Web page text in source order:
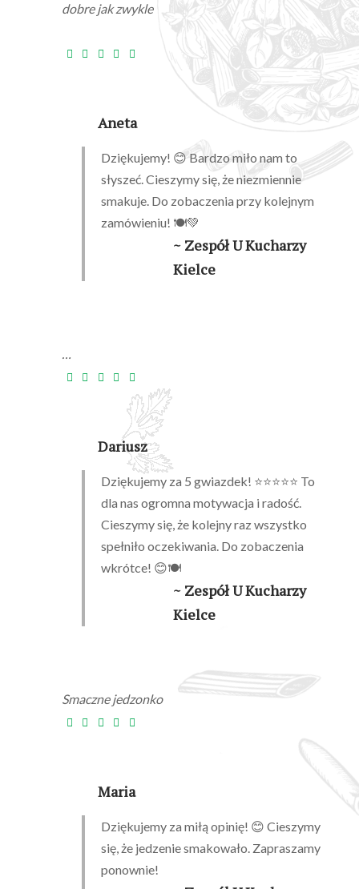
dobre jak zwykle
Aneta
Dziękujemy! 😊 Bardzo miło nam to
słyszeć. Cieszymy się, że niezmiennie
smakuje. Do zobaczenia przy kolejnym
zamówieniu! 🍽️💚
~ Zespół U Kucharzy
Kielce
…
Dariusz
Dziękujemy za 5 gwiazdek! ⭐⭐⭐⭐⭐ To
dla nas ogromna motywacja i radość.
Cieszymy się, że kolejny raz wszystko
spełniło oczekiwania. Do zobaczenia
wkrótce! 😊🍽️
~ Zespół U Kucharzy
Kielce
Smaczne jedzonko
Maria
Dziękujemy za miłą opinię! 😊 Cieszymy
się, że jedzenie smakowało. Zapraszamy
ponownie!